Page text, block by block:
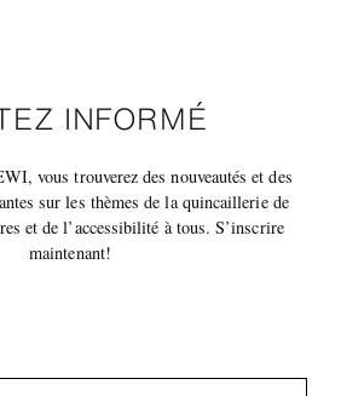
INFORMÉ
vous trouverez des nouveautés et des
sur les thèmes de la quincaillerie de
et de l’accessibilité à tous. S’inscrire
maintenant!